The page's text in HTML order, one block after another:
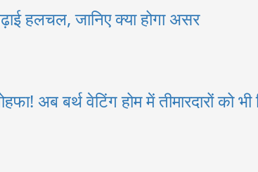
हलचल, जानिए क्या होगा असर
अब बर्थ वेटिंग होम में तीमारदारों को